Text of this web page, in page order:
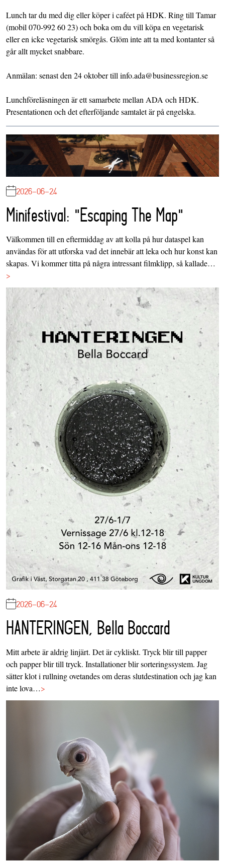
Lunch tar du med dig eller köper i caféet på HDK. Ring till Tamar
(mobil 070-992 60 23) och boka om du vill köpa en vegetarisk
eller en icke vegetarisk smörgås. Glöm inte att ta med kontanter så
går allt mycket snabbare.
Anmälan: senast den 24 oktober till info.ada@businessregion.se
Lunchföreläsningen är ett samarbete mellan ADA och HDK.
Presentationen och det efterföljande samtalet är på engelska.
2026-06-24
Minifestival: "Escaping The Map"
Välkommen till en eftermiddag av att kolla på hur dataspel kan
användas för att utforska vad det innebär att leka och hur konst kan
skapas. Vi kommer titta på några intressant filmklipp, så kallade…
>
2026-06-24
HANTERINGEN, Bella Boccard
Mitt arbete är aldrig linjärt. Det är cykliskt. Tryck blir till papper
och papper blir till tryck. Installationer blir sorteringssystem. Jag
sätter klot i rullning ovetandes om deras slutdestination och jag kan
inte lova…>